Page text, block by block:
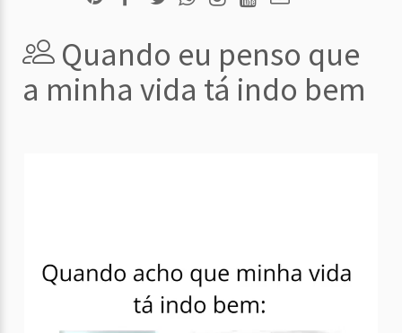
Quando eu penso que
a minha vida tá indo bem